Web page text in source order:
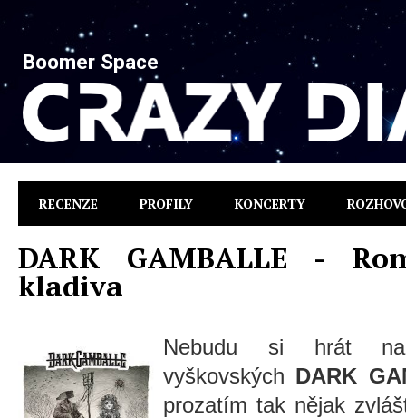
Boomer Space
RECENZE PROFILY KONCERTY
DARK GAMBALLE -
kladiva
Nebudu si hrát na
vyškovských DARK
prozatím tak nějak